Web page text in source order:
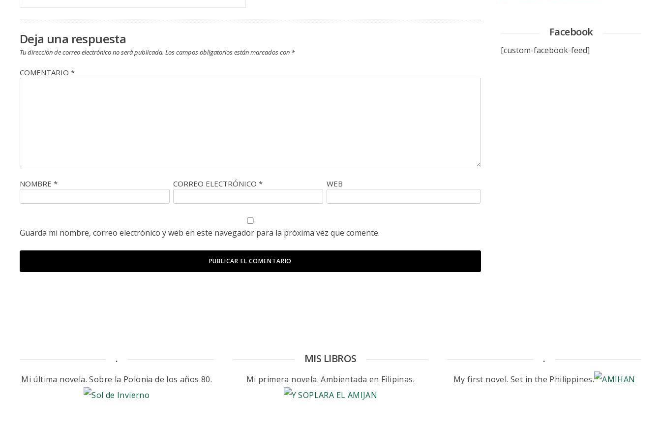
entradas
Deja una respuesta
Tu dirección de correo electrónico no será publicada. Los campos obligatorios están marcados con *
COMENTARIO *
NOMBRE * CORREO ELECTRÓNICO* WEB
Guarda mi nombre, correo electrónico y web en este navegador para la próxima vez que comente.
Facebook
[custom-facebook-feed]
.
Mi última novela. Sobre la Polonia de los años 80.
MIS LIBROS
Mi primera novela. Ambientada en Filipinas.
.
My first novel. Set in the Philippines.